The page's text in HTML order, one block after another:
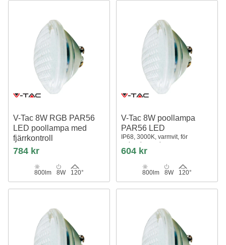
V-Tac 8W RGB PAR56
LED poollampa med
fjärrkontroll
IP68, 12V, inkl. fjärrkontroll
784 kr
800lm 8W 120°
V-Tac 8W poollampa
PAR56 LED
IP68, 3000K, varmvit, för
swimmingpool
604 kr
800lm 8W 120°